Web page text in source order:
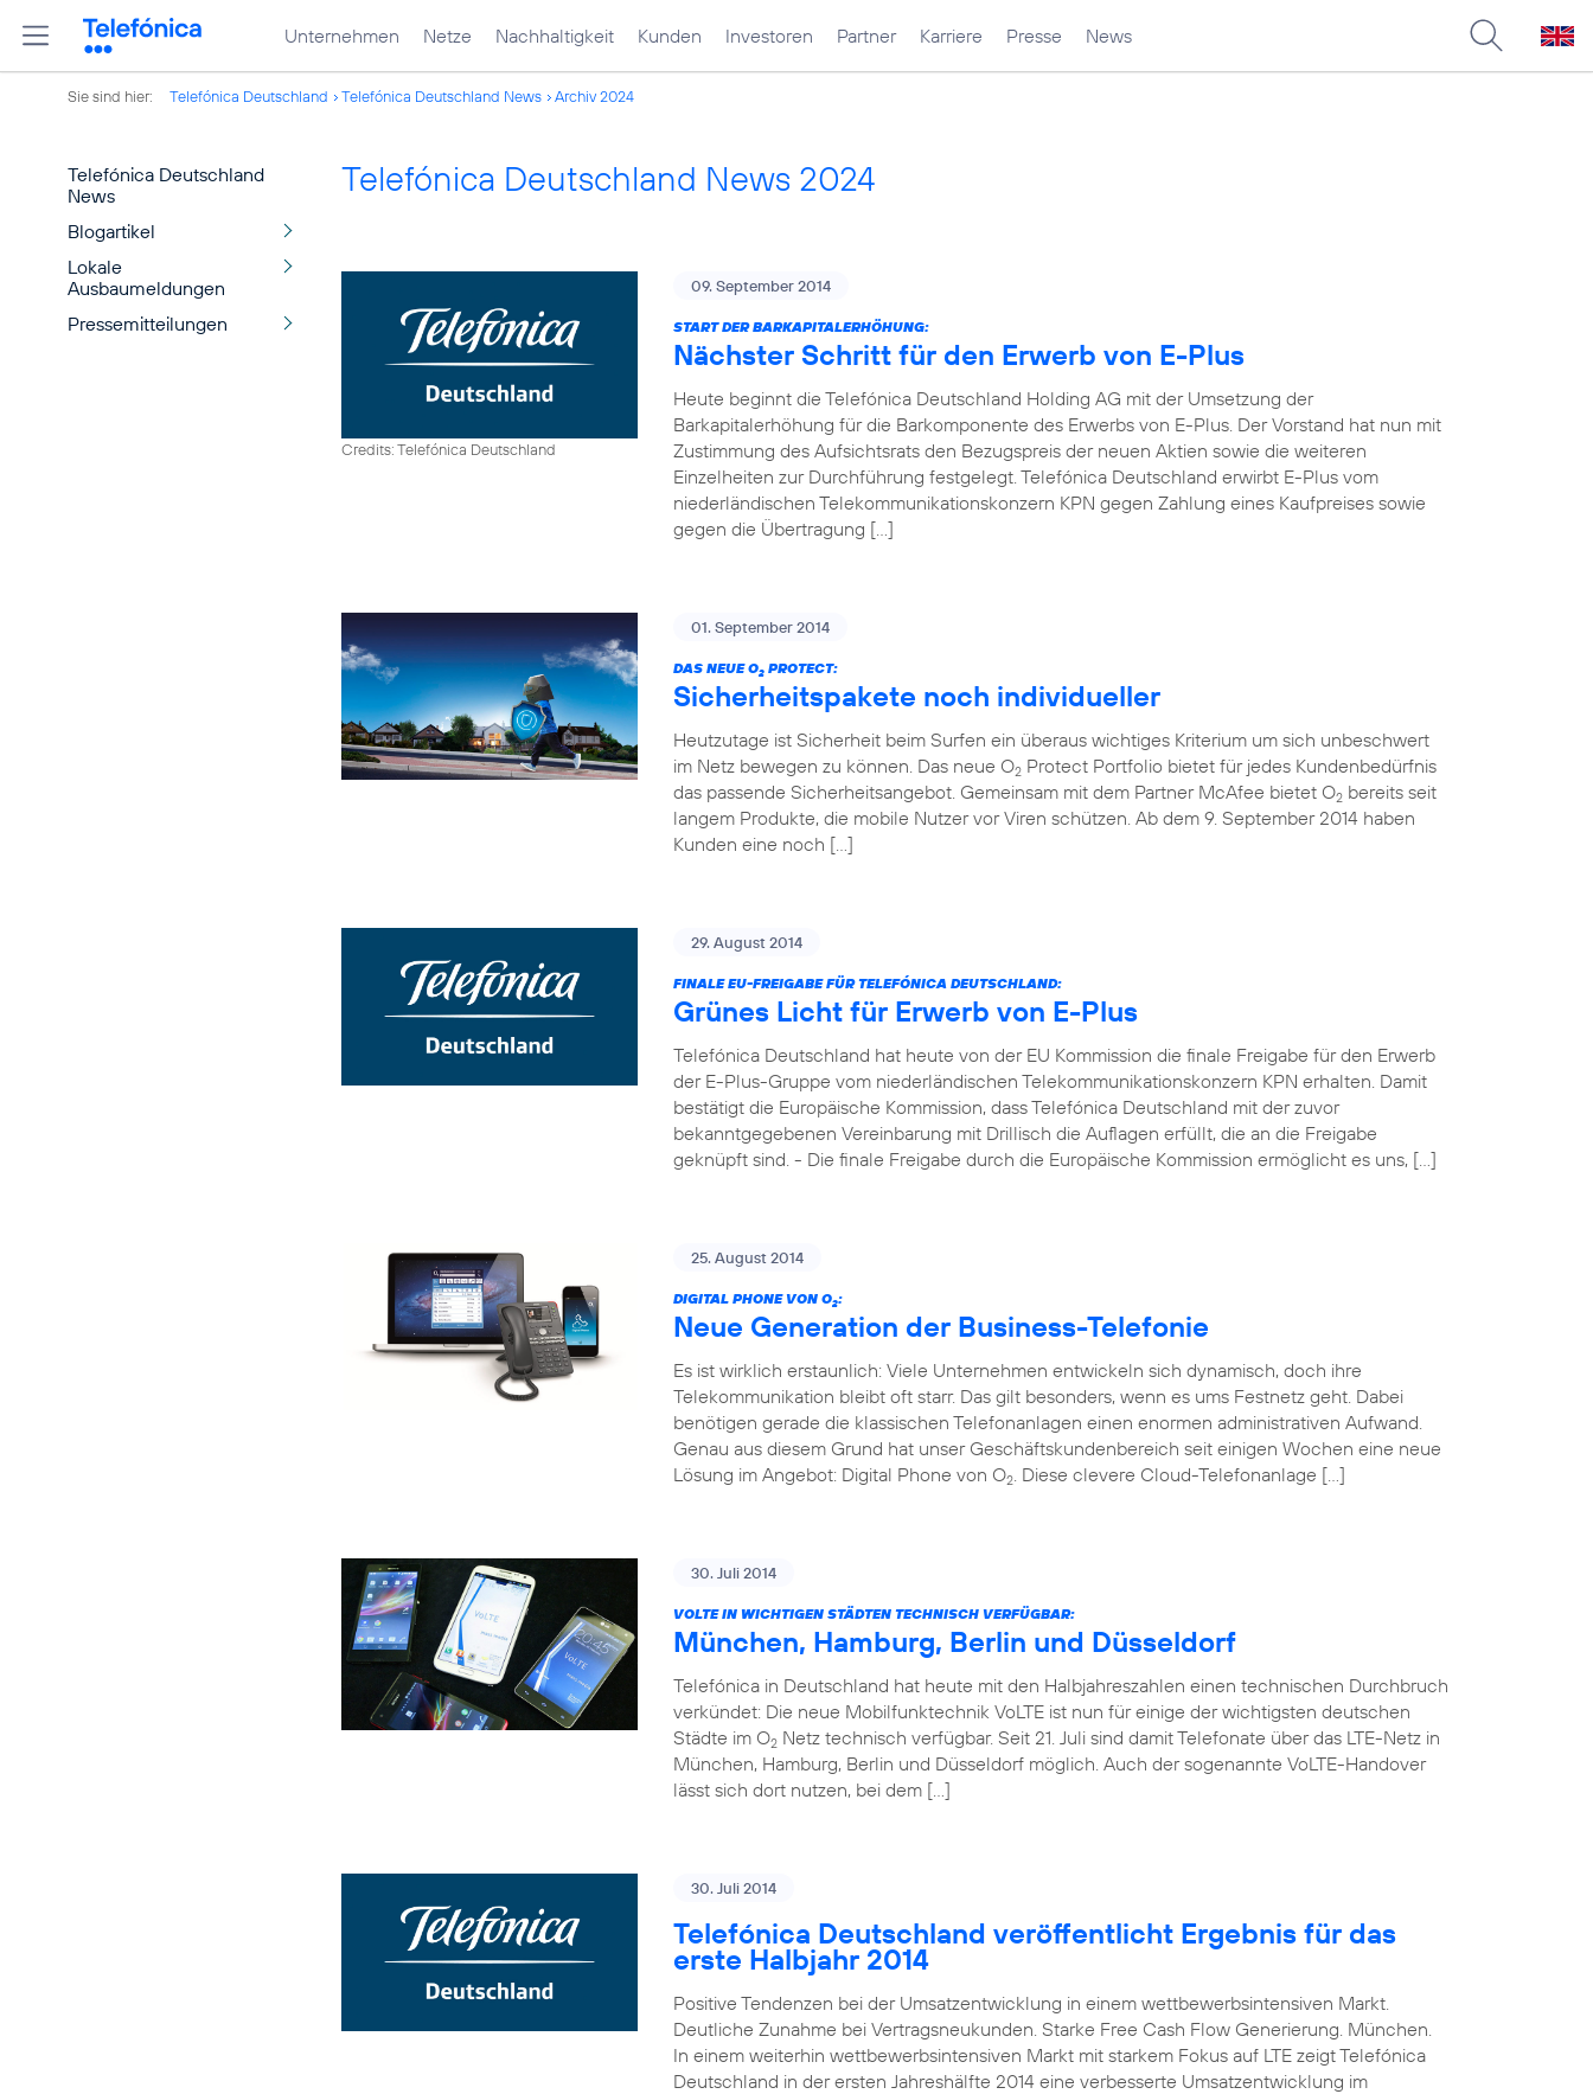
Unternehmen Netze Nachhaltigkeit Kunden Investoren Partner Karriere Presse News
Sie sind hier: Telefónica Deutschland Telefónica Deutschland News Archiv 2024
Telefónica Deutschland
News
Blogartikel
Lokale
Ausbaumeldungen
Pressemitteilungen
Telefónica Deutschland News 2024
Credits: Telefónica Deutschland
09. September 2014
START DER BARKAPITALERHÖHUNG:
Nächster Schritt für den Erwerb von E-Plus
Heute beginnt die Telefónica Deutschland Holding AG mit der Umsetzung der
Barkapitalerhöhung für die Barkomponente des Erwerbs von E-Plus. Der Vorstand hat nun mit
Zustimmung des Aufsichtsrats den Bezugspreis der neuen Aktien sowie die weiteren
Einzelheiten zur Durchführung festgelegt. Telefónica Deutschland erwirbt E-Plus vom
niederländischen Telekommunikationskonzern KPN gegen Zahlung eines Kaufpreises sowie
gegen die Übertragung […]
01. September 2014
DAS NEUE O2 PROTECT:
Sicherheitspakete noch individueller
Heutzutage ist Sicherheit beim Surfen ein überaus wichtiges Kriterium um sich unbeschwert
im Netz bewegen zu können. Das neue O2 Protect Portfolio bietet für jedes Kundenbedürfnis
das passende Sicherheitsangebot. Gemeinsam mit dem Partner McAfee bietet O2 bereits seit
langem Produkte, die mobile Nutzer vor Viren schützen. Ab dem 9. September 2014 haben
Kunden eine noch […]
29. August 2014
FINALE EU-FREIGABE FÜR TELEFÓNICA DEUTSCHLAND:
Grünes Licht für Erwerb von E-Plus
Telefónica Deutschland hat heute von der EU Kommission die finale Freigabe für den Erwerb
der E-Plus-Gruppe vom niederländischen Telekommunikationskonzern KPN erhalten. Damit
bestätigt die Europäische Kommission, dass Telefónica Deutschland mit der zuvor
bekanntgegebenen Vereinbarung mit Drillisch die Auflagen erfüllt, die an die Freigabe
geknüpft sind. - Die finale Freigabe durch die Europäische Kommission ermöglicht es uns, […]
25. August 2014
DIGITAL PHONE VON O2:
Neue Generation der Business-Telefonie
Es ist wirklich erstaunlich: Viele Unternehmen entwickeln sich dynamisch, doch ihre
Telekommunikation bleibt oft starr. Das gilt besonders, wenn es ums Festnetz geht. Dabei
benötigen gerade die klassischen Telefonanlagen einen enormen administrativen Aufwand.
Genau aus diesem Grund hat unser Geschäftskundenbereich seit einigen Wochen eine neue
Lösung im Angebot: Digital Phone von O2. Diese clevere Cloud-Telefonanlage […]
30. Juli 2014
VOLTE IN WICHTIGEN STÄDTEN TECHNISCH VERFÜGBAR:
München, Hamburg, Berlin und Düsseldorf
Telefónica in Deutschland hat heute mit den Halbjahreszahlen einen technischen Durchbruch
verkündet: Die neue Mobilfunktechnik VoLTE ist nun für einige der wichtigsten deutschen
Städte im O2 Netz technisch verfügbar. Seit 21. Juli sind damit Telefonate über das LTE-Netz in
München, Hamburg, Berlin und Düsseldorf möglich. Auch der sogenannte VoLTE-Handover
lässt sich dort nutzen, bei dem […]
30. Juli 2014
Telefónica Deutschland veröffentlicht Ergebnis für das
erste Halbjahr 2014
Positive Tendenzen bei der Umsatzentwicklung in einem wettbewerbsintensiven Markt.
Deutliche Zunahme bei Vertragsneukunden. Starke Free Cash Flow Generierung. München.
In einem weiterhin wettbewerbsintensiven Markt mit starkem Fokus auf LTE zeigt Telefónica
Deutschland in der ersten Jahreshälfte 2014 eine verbesserte Umsatzentwicklung im